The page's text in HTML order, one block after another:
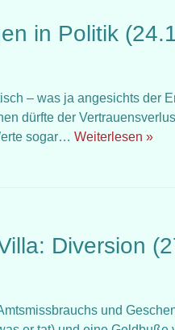
in Politik
– was ja angesichts der
dürfte der
sogar… Weiterlesen »
Diversion
und